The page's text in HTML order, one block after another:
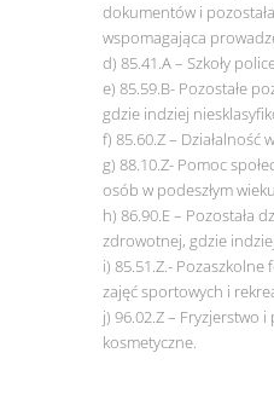
dokumentów i
wspomagająca
d) 85.41.A – Szkoły
e) 85.59.B- Pozostałe
gdzie indziej
f) 85.60.Z – Działalność
g) 88.10.Z- Pomoc
osób w podeszłym
h) 86.90.E – Pozostała
zdrowotnej, gdzie
i) 85.51.Z.-
zajęć sportowych i
j) 96.02.Z – Fryzjerstwo i
kosmetyczne.